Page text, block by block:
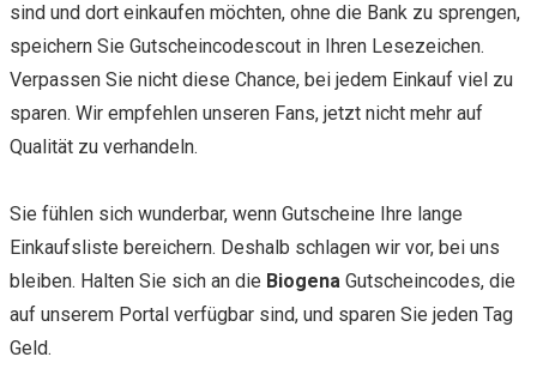
sind und dort einkaufen möchten, ohne die Bank zu sprengen,
speichern Sie Gutscheincodescout in Ihren Lesezeichen.
Verpassen Sie nicht diese Chance, bei jedem Einkauf viel zu
sparen. Wir empfehlen unseren Fans, jetzt nicht mehr auf
Qualität zu verhandeln.
Sie fühlen sich wunderbar, wenn Gutscheine Ihre lange
Einkaufsliste bereichern. Deshalb schlagen wir vor, bei uns
bleiben. Halten Sie sich an die Biogena Gutscheincodes, die
auf unserem Portal verfügbar sind, und sparen Sie jeden Tag
Geld.